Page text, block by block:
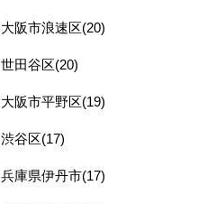
大阪市浪速区(20)
世田谷区(20)
大阪市平野区(19)
渋谷区(17)
兵庫県伊丹市(17)